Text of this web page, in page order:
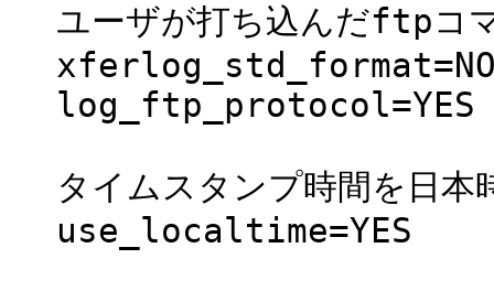
ユーザが打ち込んだftpコ
log_ftp_protocol=YES
タイムスタンプ時間を日本
use_localtime=YES